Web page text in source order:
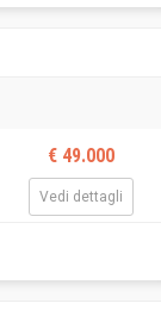
€ 49.000
Vedi dettagli